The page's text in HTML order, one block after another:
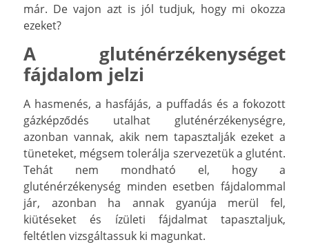
már. De vajon azt is jól tudjuk, hogy mi okozza
ezeket?
A gluténérzékenységet
fájdalom jelzi
A hasmenés, a hasfájás, a puffadás és a fokozott
gázképződés utalhat gluténérzékenységre,
azonban vannak, akik nem tapasztalják ezeket a
tüneteket, mégsem tolerálja szervezetük a glutént.
Tehát nem mondható el, hogy a
gluténérzékenység minden esetben fájdalommal
jár, azonban ha annak gyanúja merül fel,
kiütéseket és ízületi fájdalmat tapasztaljuk,
feltétlen vizsgáltassuk ki magunkat.